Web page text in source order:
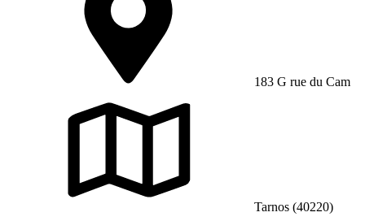
183 G rue du Cam
Tarnos (40220)